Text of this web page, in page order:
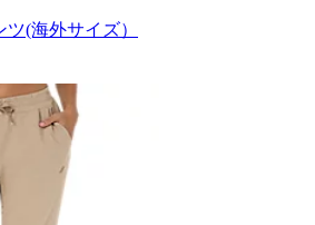
(海外サイズ）